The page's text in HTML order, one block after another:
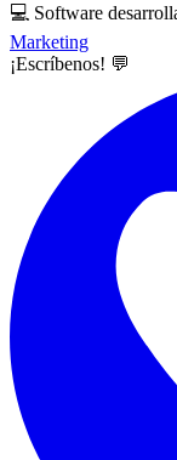
💻 Software
Marketing
¡Escríbenos! 💬